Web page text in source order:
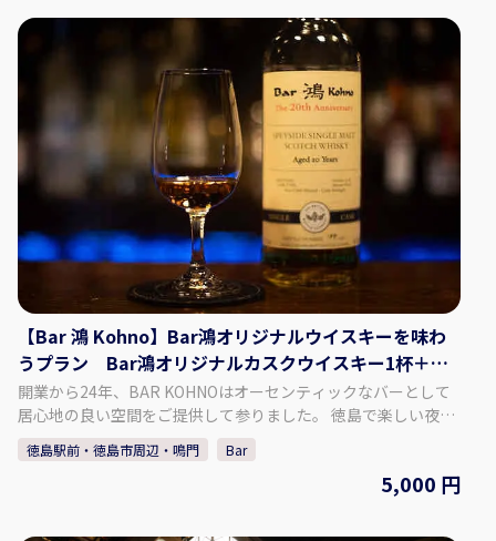
なります。※チャージ料込 【Bar W still について】 ♢住所 〒
770-0934 徳島県徳島市秋田町１丁目２３ プラザパートⅡ ３階
♢営業時間 月曜～土曜 18:30～1:30 定休日 / 日曜日 (連休時は最
終日) ​ ♢SNS Instagram：barwstill Twitter ：@barwstill 【予
約方法】 カレンダーよりご希望の日時、人数を選択し予約して
ください。 ※当日の予約は、直接お電話ください。
【Bar 鴻 Kohno】Bar鴻オリジナルウイスキーを味わ
うプラン Bar鴻オリジナルカスクウイスキー1杯＋自
家製ドライフルーツ付
開業から24年、BAR KOHNOはオーセンティックなバーとして
居心地の良い空間をご提供して参りました。 徳島で楽しい夜を
過ごすなら、ぜひ当店にお越しください！ 約1000種類のウイス
キーと地元徳島の柑橘、フルーツを使用したカクテルをメイン
に営業しております。 当店のスタッフは常にお客様に快適にお
徳島駅前・徳島市周辺・鳴門 Bar
5,000 円